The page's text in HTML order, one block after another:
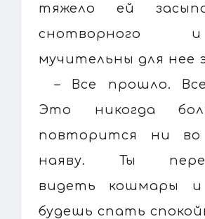
тяжело ей
мучительны для нее
– Все прошло.
Это никогда
повторится ни
наяву. Ты
видеть кошмары
будешь спать